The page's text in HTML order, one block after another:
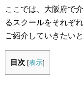
ここでは、大阪府で
るスクールをそれぞ
ご紹介していきたい
目次 [表示]